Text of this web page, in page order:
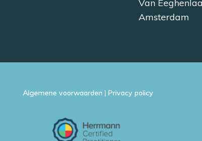
Van
Amsterdam
Algemene voorwaarden |Privacy policy